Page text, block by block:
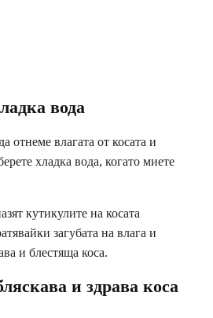
вода
отнеме влагата от косата и
хладка вода, когато миете
кутикулите на косата
загубата на влага и
и блестяща коса.
и здрава коса